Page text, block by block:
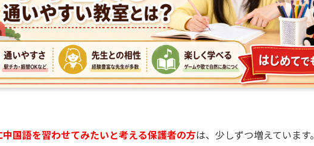
国語を習わせてみたいと考える保護者の方は、少しずつ増えています。